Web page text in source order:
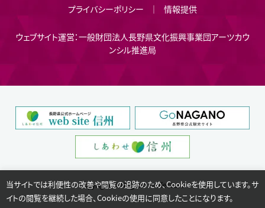
プライバシーポリシー 情報提供
ウェブサイト運営：一般財団法人長野県文化振興事業団アーツカウ
ンシル推進局
Copyright © Nagano Prefecture.
当サイトでは利便性の改善や閲覧の追跡のため、Cookieを使用しています。サ
イトの閲覧を継続した場合、Cookieの使用に同意したことになります。